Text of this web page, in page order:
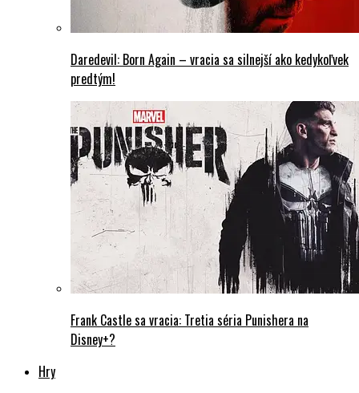
Daredevil: Born Again – vracia sa silnejší ako kedykoľvek
predtým!
Frank Castle sa vracia: Tretia séria Punishera na
Disney+?
Hry